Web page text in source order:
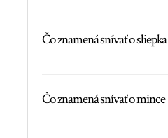
Čo znamená snívať o sliepka
Čo znamená snívať o mince